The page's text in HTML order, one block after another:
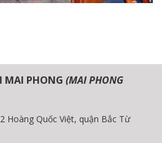
MAI PHONG (MAI PHONG
Hoàng Quốc Việt, quận Bắc Từ